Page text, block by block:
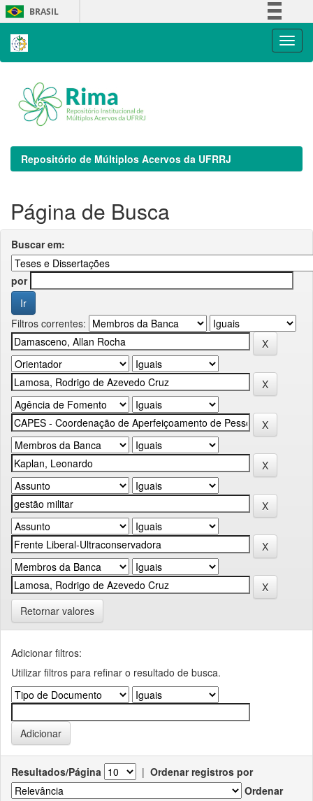
Skip
navigation
BRASIL
Repositório de Múltiplos Acervos da UFRRJ
Página de Busca
Buscar em:
por
Filtros correntes:
Retornar valores
Adicionar filtros:
Utilizar filtros para refinar o resultado de busca.
Resultados/Página | Ordenar registros por
Ordenar